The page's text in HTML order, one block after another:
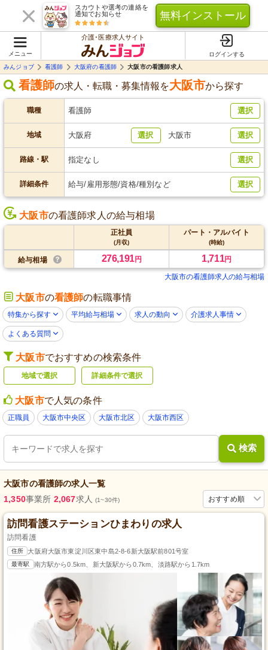
スカウトや選考の連絡を
通知でお知らせ
無料インストール
メニュー
介護･医療求人サイト
ログインする
みんジョブ
看護師 大阪府の看護師 大阪市の看護師求人
看護師の求人・転職・募集情報を大阪市から探す
職種 看護師 選択
地域 大阪府 選択 大阪市 選択
路線・駅 指定なし 選択
詳細条件 給与/雇用形態/資格/種別など 選択
大阪市の看護師求人の給与相場
正社員
(月収)
パート・アルバイト
(時給)
給与相場 276,191円 1,711円
大阪市の看護師求人の給与相場
大阪市の看護師の転職事情
特集から探す 平均給与相場 求人の動向 介護求人事情
よくある質問
大阪市でおすすめの検索条件
地域で選択 詳細条件で選択
大阪市で人気の条件
正職員 大阪市中央区 大阪市北区 大阪市西区
検索
大阪市の看護師の求人一覧
おすすめ順
1,350事業所 2,067求人(1~30件)
訪問看護ステーションひまわりの求人
訪問看護
住所 大阪府大阪市東淀川区東中島2-8-6新大阪駅前801号室
最寄駅 南方駅から0.5km、新大阪駅から0.7km、淡路駅から1.7km